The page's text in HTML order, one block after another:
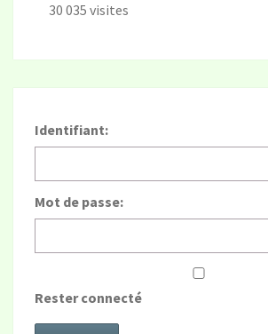
30 035 visites
Identifiant:
Mot de passe:
Rester connecté